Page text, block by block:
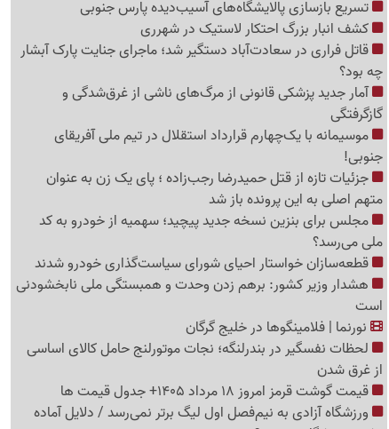
تسریع بازسازی پالایشگاه‌های آسیب‌دیده پارس جنوبی
کشف انبار بزرگ احتکار لاستیک در شهرری
قاتل فراری در سعادت‌آباد دستگیر شد؛ ماجرای جنایت پارک آبشار
چه بود؟
آمار جدید پزشکی قانونی از مرگ‌های ناشی از غرق‌شدگی و
گازگرفتگی
موسیمانه با یک‌چهارم قرارداد استقلال در تیم ملی آفریقای
جنوبی!
جزئیات تازه از قتل حمیدرضا رجب‌زاده ؛ پای یک زن به عنوان
متهم اصلی به این پرونده باز شد
مجلس برای بنزین نسخه جدید پیچید؛ سهمیه از خودرو به کد
ملی می‌رسد؟
قطعه‌سازان خواستار احیای شورای سیاست‌گذاری خودرو شدند
هشدار وزیر کشور: برهم زدن وحدت و همبستگی ملی نابخشودنی
است
نورنما | فلامینگوها در خلیج گرگان
لحظات نفسگیر در بندرلنگه؛ نجات موتورلنج حامل کالای اساسی
از غرق شدن
قیمت گوشت قرمز امروز 18 مرداد 1405+ جدول قیمت ها
ورزشگاه آزادی به نیم‌فصل اول لیگ برتر نمی‌رسد / دلایل آماده